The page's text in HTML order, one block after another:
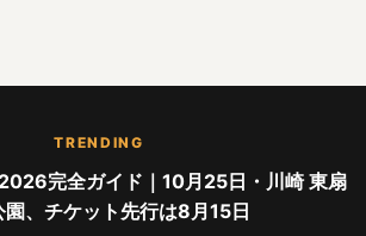
TRENDING
完全ガイド｜10月25日・川崎 東扇
園、チケット先行は8月15日